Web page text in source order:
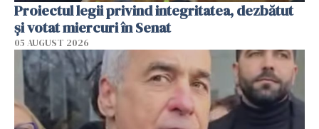
Proiectul legii privind integritatea, dezbătut
şi votat miercuri în Senat
05 AUGUST 2026